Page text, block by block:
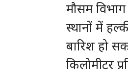
मौसम
स्थानों में
बारिश हो
किलोमीटर